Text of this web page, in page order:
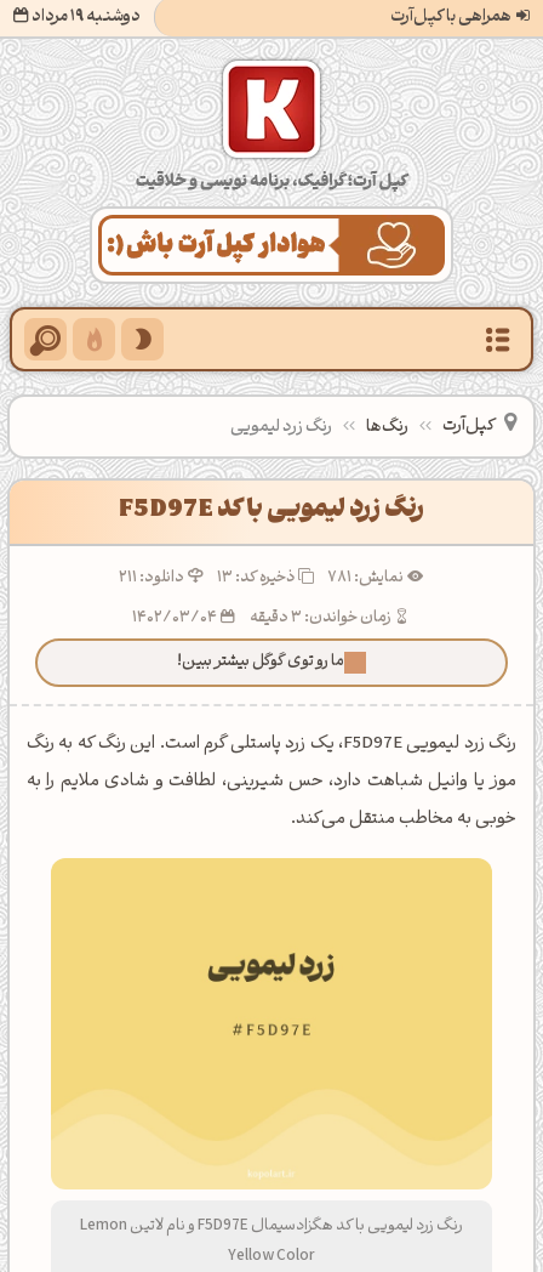
همراهی با کپل‌آرت دوشنبه 19 مرداد کپل‌آرت؛ گرافیک، برنامه‌نویسی و خلاقیت
کپل‌آرت رنگ‌ها رنگ زرد لیمویی
رنگ زرد لیمویی با کد F5D97E
نمایش: 781 ذخیره کد:13
دانلود: 211
زمان خواندن: 3 دقیقه
ما رو توی گوگل بیشتر ببین!
رنگ زرد لیمویی F5D97E، یک زرد پاستلی گرم است. این رنگ که به رنگ
موز یا وانیل شباهت دارد، حس شیرینی، لطافت و شادی ملایم را به
خوبی به مخاطب منتقل می‌کند.
رنگ زرد لیمویی با کد هگزادسیمال F5D97E و نام لاتین Lemon
Yellow Color